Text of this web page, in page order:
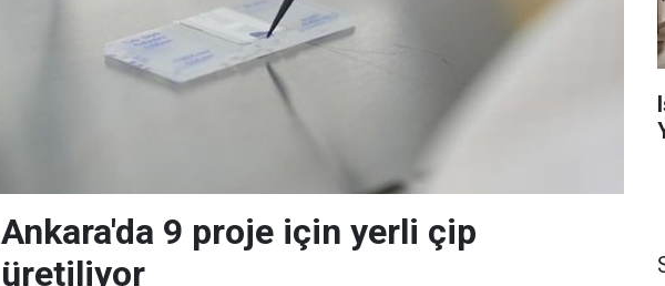
Ankara'da 9 proje için yerli çip
üretiliyor